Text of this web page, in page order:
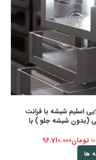
اسلیم شیشه با فرانت
(بدون شیشه جلو ) با
تومان96.710.000
ها